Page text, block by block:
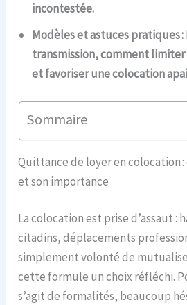
incontestée.
Modèles et astuces pratiques :
transmission, comment limiter
et favoriser une colocation
Sommaire
Quittance de loyer en colocation
et son importance
La colocation est prise d’assaut :
citadins, déplacements
simplement volonté de
cette formule un choix réfléchi.
s’agit de formalités, beaucoup